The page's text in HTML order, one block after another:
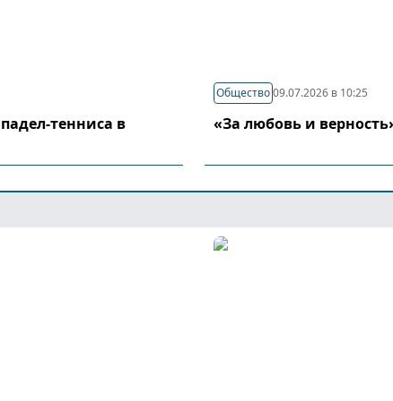
тенниса в
Общество 09.07.2026 в 10:25
«За любовь и